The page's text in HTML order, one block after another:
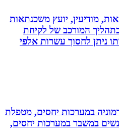
מודיעין, יועץ משכנתאות
המורכב של לקיחת
לחסוך עשרות אלפי
במערכות יחסים, מטפלת
במשבר במערכות יחסים,